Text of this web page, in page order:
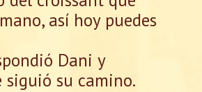
así hoy puedes
Dani y
siguió su camino.